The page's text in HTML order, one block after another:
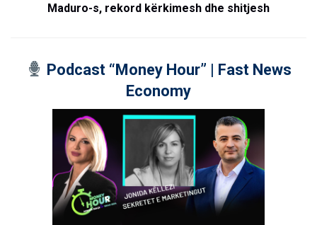
Maduro-s, rekord kërkimesh dhe shitjesh
Podcast “Money Hour” | Fast News
Economy